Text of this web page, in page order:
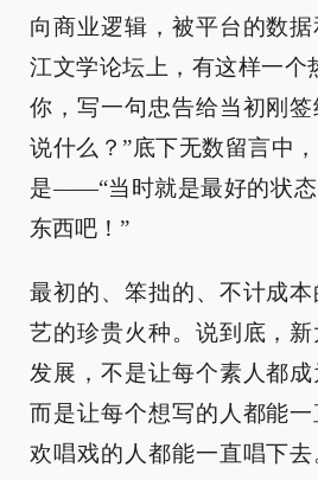
向商业逻辑，被平台的数
江文学论坛上，有这样一个
你，写一句忠告给当初刚
说什么？”底下无数留言中
是——“当时就是最好的状
东西吧！”
最初的、笨拙的、不计成
艺的珍贵火种。说到底，
发展，不是让每个素人都成
而是让每个想写的人都能
欢唱戏的人都能一直唱下